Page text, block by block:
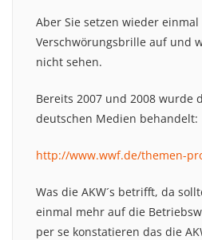
Aber Sie setzen wieder
Verschwörungsbrille auf und
nicht sehen.
Bereits 2007 und 2008 wurde
deutschen Medien behandelt:
http://www.wwf.de/themen-
Was die AKW´s betrifft, da
einmal mehr auf die
per se konstatieren das die